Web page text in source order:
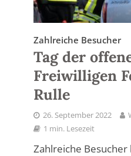
Zahlreiche Besucher
Tag der
Freiwilligen
Rulle
26. September 2022
1 min. Lesezeit
Zahlreiche